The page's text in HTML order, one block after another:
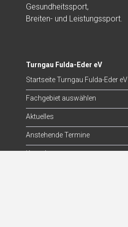
Gesundheitssport,
Breiten- und Leistungssport.
Turngau Fulda-Eder eV
Startseite Turngau Fulda-Eder eV
Fachgebiet auswählen
Aktuelles
Anstehende Termine
Kontakt